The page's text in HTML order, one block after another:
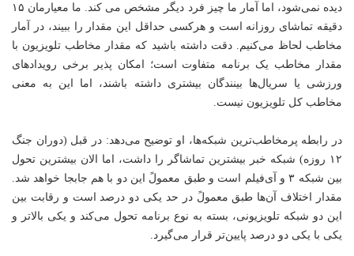
دیده نمی‌شود، اما آمار ما چیز فرد دیگر مشخص می کند. ما معیارمان ۱۵
دقیقه تماشای روزانه است و هرکسی حداقل این مقدار را ببیند، در آمار
مخاطب لحاظ می‌کنیم. دقت داشته باشید که مقدار مخاطب تلویزیون با
مقدار مخاطب یک برنامه متفاوت است؛ امکان پذیر برخی رویدادهای
ورزشی یا سریال‌ها بینندگان بیشتری داشته باشند، اما این به معنی
مخاطب کل تلویزیون نیست.
در رابطه پرمخاطب‌ترین شبکه‌ها، او توضیح می‌دهد: در قبل (دوران جنگ
۱۲ روزه) شبکه
خبر
بیشترین تماشاگر را داشت، اما الان بیشترین تحول
بین شبکه ۳ و آی‌فیلم است و طبق معمولً این دو با هم جابجا خواهد شد.
مقدار اختلاف آن‌ها طبق معمولً در حد یکی دو درصد است و رقابت بین
این دو شبکه تلویزیونی، بسته به نوع برنامه تحول می‌کند و یکی بالاتر و
یکی با یکی دو درصد پایین‌تر قرار می‌گیرد.